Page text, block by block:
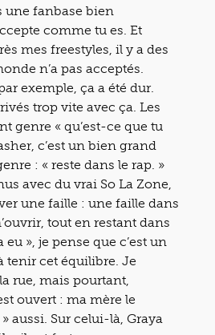
une fanbase bien
comme tu es. Et
mes freestyles, il y a des
n’a pas acceptés.
exemple, ça a été dur.
trop vite avec ça. Les
genre « qu’est-ce que tu
c’est un bien grand
: « reste dans le rap. »
avec du vrai So La Zone,
une faille : une faille dans
tout en restant dans
eu », je pense que c’est un
tenir cet équilibre. Je
rue, mais pourtant,
ouvert : ma mère le
aussi. Sur celui-là, Graya